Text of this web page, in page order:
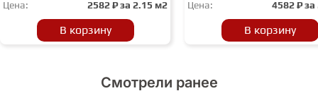
Цена: 2582₽ за 2.15 м2
В корзину
Цена: 4582₽ за
В корзину
Смотрели ранее